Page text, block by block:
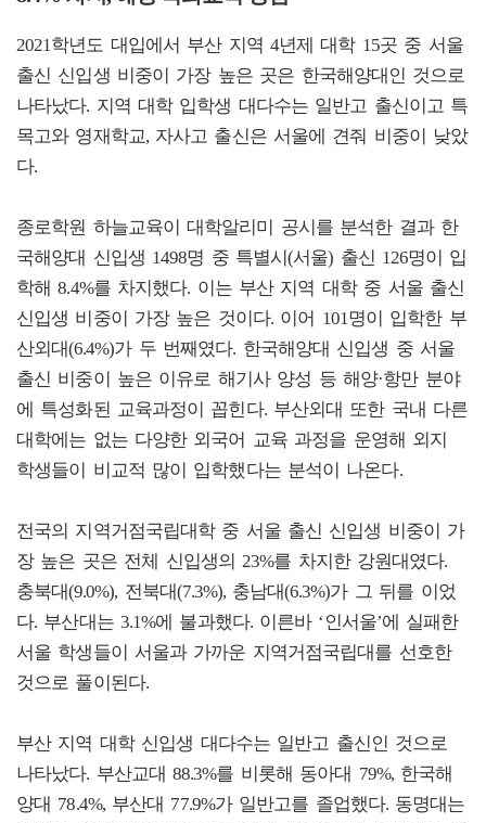
2021학년도 대입에서 부산 지역 4년제 대학 15곳 중 서울
출신 신입생 비중이 가장 높은 곳은 한국해양대인 것으로
나타났다. 지역 대학 입학생 대다수는 일반고 출신이고 특
목고와 영재학교, 자사고 출신은 서울에 견줘 비중이 낮았
다.
종로학원 하늘교육이 대학알리미 공시를 분석한 결과 한
국해양대 신입생 1498명 중 특별시(서울) 출신 126명이 입
학해 8.4%를 차지했다. 이는 부산 지역 대학 중 서울 출신
신입생 비중이 가장 높은 것이다. 이어 101명이 입학한 부
산외대(6.4%)가 두 번째였다. 한국해양대 신입생 중 서울
출신 비중이 높은 이유로 해기사 양성 등 해양·항만 분야
에 특성화된 교육과정이 꼽힌다. 부산외대 또한 국내 다른
대학에는 없는 다양한 외국어 교육 과정을 운영해 외지
학생들이 비교적 많이 입학했다는 분석이 나온다.
전국의 지역거점국립대학 중 서울 출신 신입생 비중이 가
장 높은 곳은 전체 신입생의 23%를 차지한 강원대였다.
충북대(9.0%), 전북대(7.3%), 충남대(6.3%)가 그 뒤를 이었
다. 부산대는 3.1%에 불과했다. 이른바 ‘인서울’에 실패한
서울 학생들이 서울과 가까운 지역거점국립대를 선호한
것으로 풀이된다.
부산 지역 대학 신입생 대다수는 일반고 출신인 것으로
나타났다. 부산교대 88.3%를 비롯해 동아대 79%, 한국해
양대 78.4%, 부산대 77.9%가 일반고를 졸업했다. 동명대는